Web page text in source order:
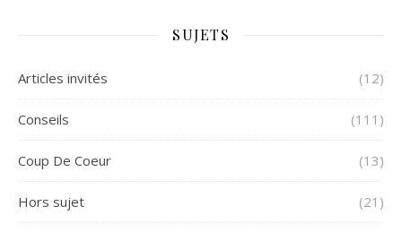
SUJETS
Articles invités (12)
Conseils (111)
Coup De Coeur (13)
Hors sujet (21)